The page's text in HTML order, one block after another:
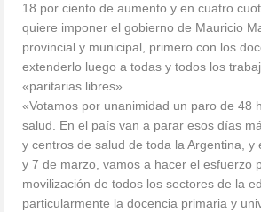
18 por ciento de aumento y en cuatro
quiere imponer el gobierno de Mauricio
provincial y municipal, primero con los
extenderlo luego a todas y todos los
«paritarias libres».
«Votamos por unanimidad un paro de 48
salud. En el país van a parar esos días
y centros de salud de toda la Argentina, y
y 7 de marzo, vamos a hacer el esfuerzo
movilización de todos los sectores de la
particularmente la docencia primaria y